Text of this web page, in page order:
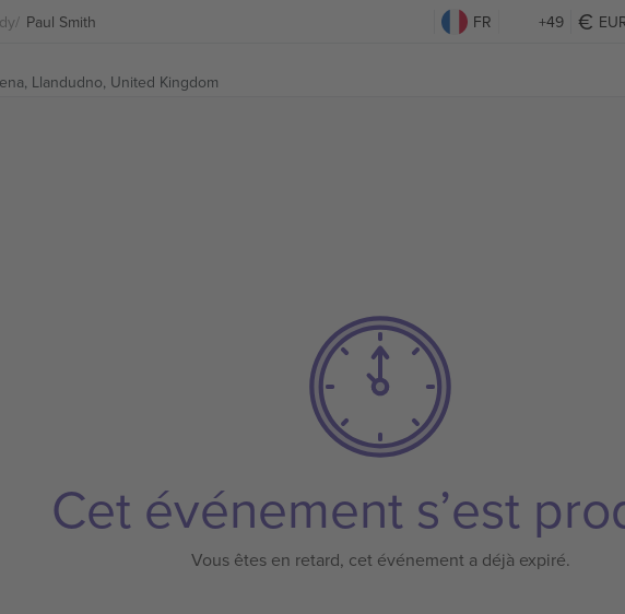
Paul Smith FR +49
Llandudno, United Kingdom
Cet événement s’est
Vous êtes en retard, cet événement a déjà expiré.